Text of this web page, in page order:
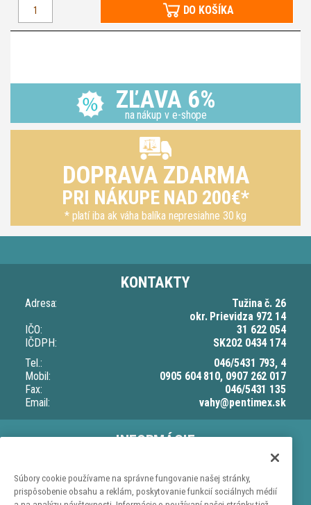
DO KOŠÍKA
ZĽAVA 6%
na nákup v e-shope
DOPRAVA ZDARMA
PRI NÁKUPE NAD 200€*
* platí iba ak váha balíka nepresiahne 30 kg
KONTAKTY
Adresa:
Tužina č. 26
okr. Prievidza 972 14
IČO:
31 622 054
IČDPH:
SK202 0434 174
Tel.:
046/5431 793, 4
Mobil:
0905 604 810, 0907 262 017
Fax:
046/5431 135
Email:
vahy@pentimex.sk
INFORMÁCIE
Doprava a dodacia lehota
Ochrana osobných údajov
Súbory cookie používame na správne fungovanie našej stránky,
prispôsobenie obsahu a reklám, poskytovanie funkcií sociálnych médií